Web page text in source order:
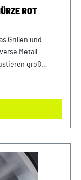
ROT
Grillen und
groß
großer
nicht bleichen